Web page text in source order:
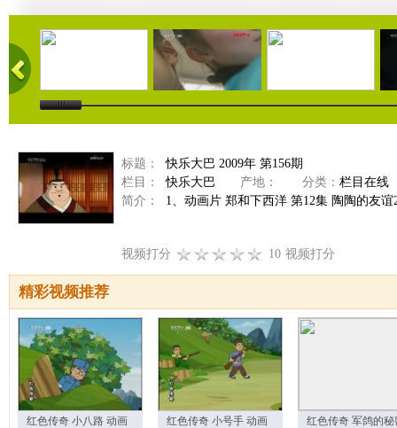
20:48 48:42 09:07
标题：
快乐大巴 2009年 第156期
栏目：
快乐大巴 产地： 分类： 栏目在线
简介：
1、动画片 郑和下西洋 第12集 陶陶的友
视频打分 10 视频打分
精彩视频推荐
红色传奇 小八路 动画
红色传奇 小号手 动画
红色传奇 军鸽的秘